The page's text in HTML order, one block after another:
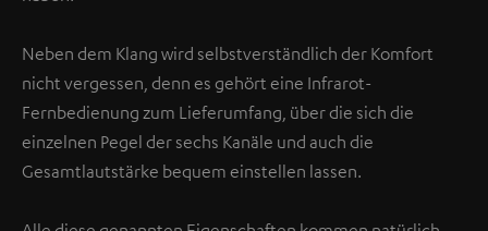
Neben dem Klang wird selbstverständlich der Komfort
nicht vergessen, denn es gehört eine Infrarot-
Fernbedienung zum Lieferumfang, über die sich die
einzelnen Pegel der sechs Kanäle und auch die
Gesamtlautstärke bequem einstellen lassen.